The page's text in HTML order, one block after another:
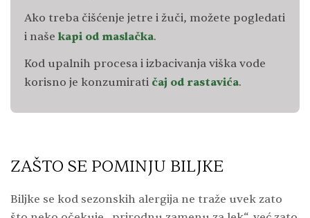
Ako treba čišćenje jetre i žuči, možete pogledati
i naše kapi od maslačka.
Kod upalnih procesa i izbacivanja viška vode
korisno je konzumirati čaj od rastavića.
ZAŠTO SE POMINJU BILJKE
Biljke se kod sezonskih alergija ne traže uvek zato